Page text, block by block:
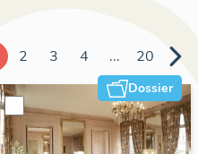
2 3 4 ... 20
Dossier